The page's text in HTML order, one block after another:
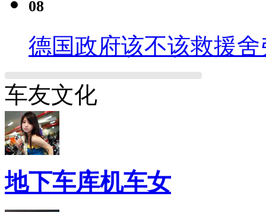
08
德国政府该不该救援舍
车友文化
地下车库机车女